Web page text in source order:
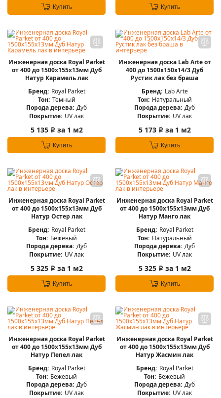
Купить Купить
Инженерная доска Royal Parket
от 400 до 1500х155х13мм Дуб
Натур Карамель лак
Бренд: Royal Parket
Тон: Темный
Порода дерева: Дуб
Покрытие: UV лак
5 135 i за 1 м2
Купить
Инженерная доска Lab Arte от
400 до 1500х150х14/3 Дуб
Рустик лак без браша
Бренд: Lab Arte
Тон: Натуральный
Порода дерева: Дуб
Покрытие: UV лак
5 173 i за 1 м2
Купить
Инженерная доска Royal Parket
от 400 до 1500х155х13мм Дуб
Натур Остер лак
Бренд: Royal Parket
Тон: Бежевый
Порода дерева: Дуб
Покрытие: UV лак
5 325 i за 1 м2
Купить
Инженерная доска Royal Parket
от 400 до 1500х155х13мм Дуб
Натур Манго лак
Бренд: Royal Parket
Тон: Натуральный
Порода дерева: Дуб
Покрытие: UV лак
5 325 i за 1 м2
Купить
Инженерная доска Royal Parket
от 400 до 1500х155х13мм Дуб
Натур Пепел лак
Бренд: Royal Parket
Тон: Бежевый
Порода дерева: Дуб
Покрытие: UV лак
Инженерная доска Royal Parket
от 400 до 1500х155х13мм Дуб
Натур Жасмин лак
Бренд: Royal Parket
Тон: Бежевый
Порода дерева: Дуб
Покрытие: UV лак